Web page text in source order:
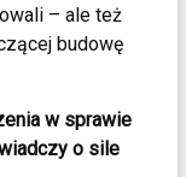
– ale też
budowę
w sprawie
o sile